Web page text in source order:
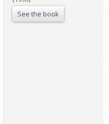
See the book